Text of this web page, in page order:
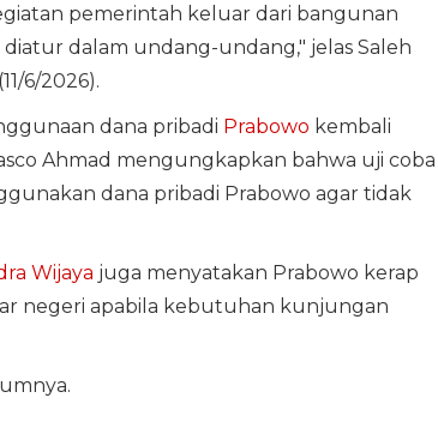
pemerintah keluar dari bangunan
dalam undang-undang," jelas Saleh
6/2026).
dana pribadi Prabowo kembali
Ahmad mengungkapkan bahwa uji coba
dana pribadi Prabowo agar tidak
Wijaya juga menyatakan Prabowo kerap
negeri apabila kebutuhan kunjungan